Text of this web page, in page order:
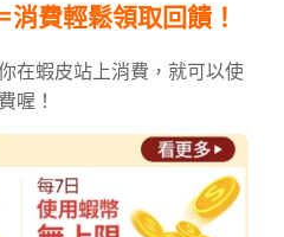
費輕鬆領取回饋！
在蝦皮站上消費，就可以使
喔！